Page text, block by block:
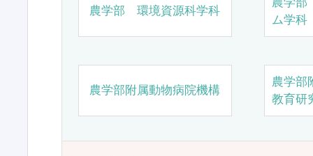
農学部 環境資源科学科
ム学科
農学部附属動物病院機構
農学部
教育研